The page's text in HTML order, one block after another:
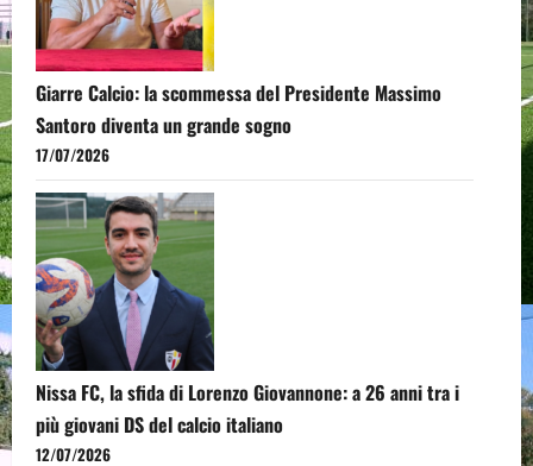
Giarre Calcio: la scommessa del Presidente Massimo
Santoro diventa un grande sogno
17/07/2026
Nissa FC, la sfida di Lorenzo Giovannone: a 26 anni tra i
più giovani DS del calcio italiano
12/07/2026